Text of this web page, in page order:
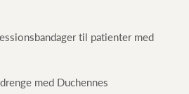
til patienter med
med Duchennes